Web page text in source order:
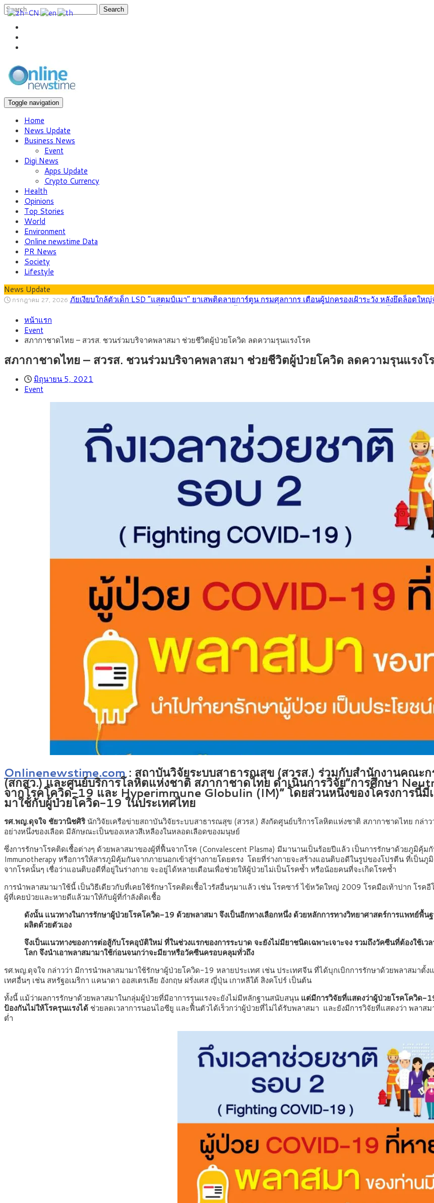
Search
Toggle navigation
Home
News Update
Business News
Event
Digi News
Apps Update
Crypto Currency
Health
Opinions
Top Stories
World
Environment
Online newstime Data
PR News
Society
Lifestyle
News Update
กรกฎาคม 27, 2026
กรกฎาคม 27, 2026 กรุงศรี คาดเงินบาทสัปดาห์นี้ (27–31 ก.ค. 2569) ซื้อขายในกรอบ 33.40-34.00 มองเฟดคงดอกเบี้ย
สิงหาคม 4, 2026
สิงหาคม 3, 2026
สิงหาคม 1, 2026 “เอกนิติ” เปิดเครื่องยนต์เศรษฐกิจใหม่ของไทย เดินหน้า 5 ยุทธศาสตร์ รื้อโครงสร้างเศรษฐกิจ ดันไทยโตเต็มศักยภาพ
กรกฎาคม 27, 2026 ภัยเงียบใกล้ตัวเด็ก LSD “แสตมป์เมา” ยาเสพติดลายการ์ตูน กรมศุลกากร เตือนผู้ปกครองเฝ้าระวัง หลังยึดล็อตใหญ่จ
หน้าแรก
Event
สภากาชาดไทย – สวรส. ชวนร่วมบริจาคพลาสมา ช่วยชีวิตผู้ป่วยโควิด ลดความรุนแรงโรค
สภากาชาดไทย – สวรส. ชวนร่วมบริจาคพลาสมา ช่วยชีวิตผู้ป่วยโควิด ลดความรุนแรงโ
มิถุนายน 5, 2021
Event
Onlinenewstime.com: สถาบันวิจัยระบบสาธารณสุข (สวรส.) ร่วมกับสำนักงานคณะก
(สกสว.) และศูนย์บริการโลหิตแห่งชาติ สภากาชาดไทย ดำเนินการวิจัย“การศึกษา
จากโรคโควิด-19 และ Hyperimmune Globulin (IM)” โดยส่วนหนึ่งของโครงการนี้
มาใช้กับผู้ป่วยโควิด-19 ในประเทศไทย
รศ.พญ.ดุจใจ ชัยวานิชศิรินักวิจัยเครือข่ายสถาบันวิจัยระบบสาธารณสุข (สวรส.) สังกัดศูนย์บริการโลหิตแห่งชาติ สภากาชาดไทย กล่า
อย่างหนึ่งของเลือด มีลักษณะเป็นของเหลวสีเหลืองในหลอดเลือดของมนุษย์
ซึ่งการรักษาโรคติดเชื้อต่างๆ ด้วยพลาสมาของผู้ที่ฟื้นจากโรค (Convalescent Plasma) มีมานานเป็นร้อยปีแล้ว เป็นการรักษาด้วยภูมิคุ้ม
Immunotherapy หรือการให้สารภูมิคุ้มกันจากภายนอกเข้าสู่ร่างกายโดยตรง โดยที่ร่างกายจะสร้างแอนติบอดีในรูปของโปรตีน ที่เป็น
จากโรคนั้นๆ เชื่อว่าแอนติบอดีที่อยู่ในร่างกาย จะอยู่ได้หลายเดือนเพื่อช่วยให้ผู้ป่วยไม่เป็นโรคซ้ำ หรือน้อยคนที่จะเกิดโรคซ้ำ
การนำพลาสมามาใช้นี้ เป็นวิธีเดียวกับที่เคยใช้รักษาโรคติดเชื้อไวรัสอื่นๆมาแล้ว เช่น โรคซาร์ ไข้หวัดใหญ่ 2009 โรคมือเท้าปาก โรค
ผู้ที่เคยป่วยและหายดีแล้วมาให้กับผู้ที่กำลังติดเชื้อ
ดังนั้น แนวทางในการรักษาผู้ป่วยโรคโควิด-19 ด้วยพลาสมา จึงเป็นอีกทางเลือกหนึ่ง ด้วยหลักการทางวิทยาศาสตร์การแพทย์พื้
ผลิตด้วยตัวเอง
จึงเป็นแนวทางของการต่อสู้กับโรคอุบัติใหม่ ที่ในช่วงแรกของการระบาด จะยังไม่มียาชนิดเฉพาะเจาะจง รวมถึงวัคซีนที่ต้องใช้เ
โลก จึงนำเอาพลาสมามาใช้ก่อนจนกว่าจะมียาหรือวัคซีนครอบคลุมทั่วถึง
รศ.พญ.ดุจใจ กล่าวว่า มีการนำพลาสมามาใช้รักษาผู้ป่วยโควิด-19 หลายประเทศ เช่น ประเทศจีน ที่ได้บุกเบิกการรักษาด้วยพลาสมาตั้ง
เทศอื่นๆ เช่น สหรัฐอเมริกา แคนาดา ออสเตรเลีย อังกฤษ ฝรั่งเศส ญี่ปุ่น เกาหลีใต้ สิงคโปร์ เป็นต้น
ทั้งนี้ แม้ว่าผลการรักษาด้วยพลาสมาในกลุ่มผู้ป่วยที่มีอาการรุนแรงจะยังไม่มีหลักฐานสนับสนุน แต่มีการวิจัยที่แสดงว่าผู้ป่วยโรคโควิด-
ป้องกันไม่ให้โรครุนแรงได้ ช่วยลดเวลาการนอนไอซียู และฟื้นตัวได้เร็วกว่าผู้ป่วยที่ไม่ได้รับพลาสมา และยังมีการวิจัยที่แสดงว่า พล
ต่ำ